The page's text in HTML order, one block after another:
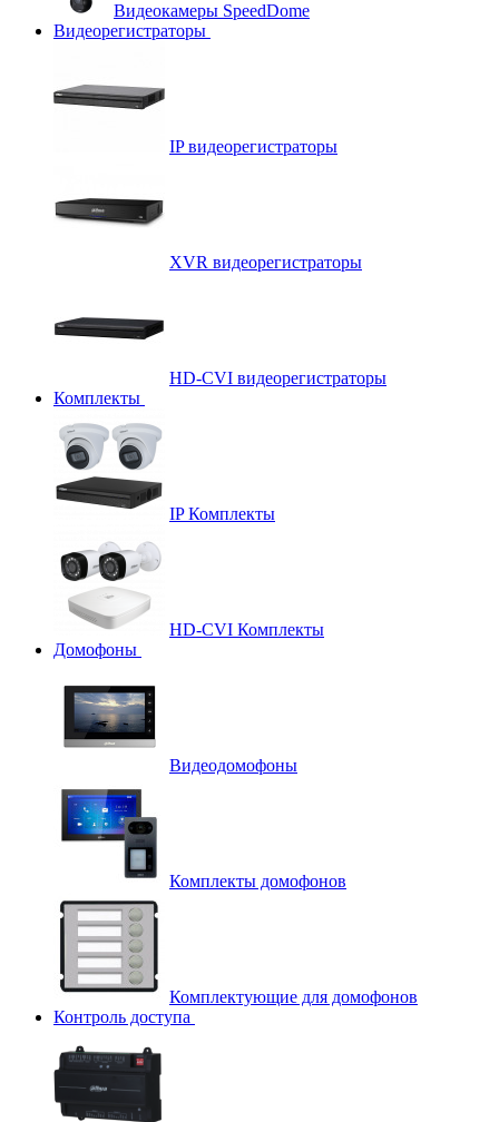
Видеокамеры SpeedDome
Видеорегистраторы
IP видеорегистраторы
XVR видеорегистраторы
HD-CVI видеорегистраторы
Комплекты
IP Комплекты
HD-CVI Комплекты
Домофоны
Видеодомофоны
Комплекты домофонов
Комплектующие для домофонов
Контроль доступа